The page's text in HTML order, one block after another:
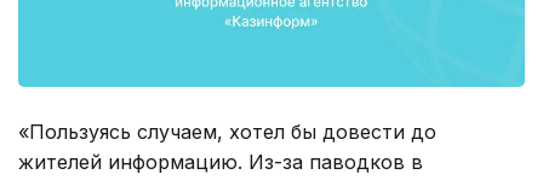
«Пользуясь случаем, хотел бы довести до
жителей информацию. Из-за паводков в